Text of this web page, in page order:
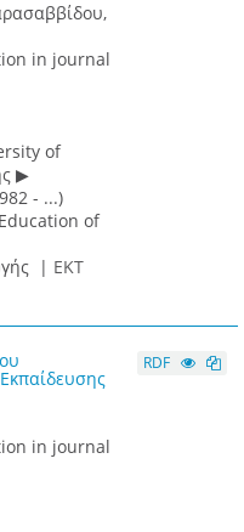
in journal
of
▶
- ...)
of
| ΕΚΤ
in journal
RDF